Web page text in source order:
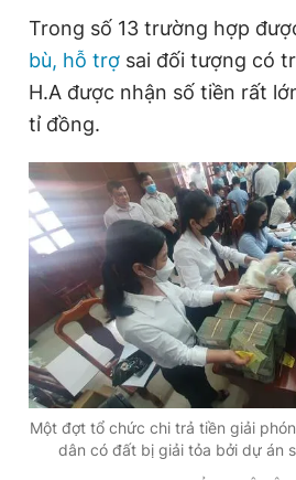
Trong số 13 trường hợp
bù, hỗ trợ sai đối tượng có
H.A được nhận số tiền rất
tỉ đồng.
Một đợt tổ chức chi trả tiền giải
dân có đất bị giải tỏa bởi dự án